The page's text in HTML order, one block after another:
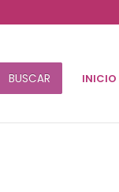
BUSCAR INICIO